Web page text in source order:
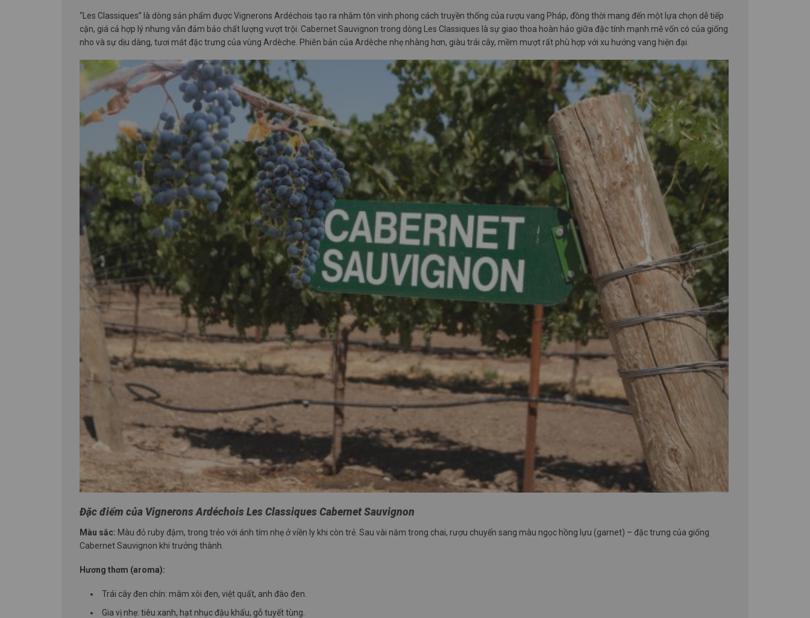
“Les Classiques” là dòng sản phẩm được Vignerons Ardéchois tạo ra nhằm tôn vinh phong cách truyền thống của rượu vang Pháp, đồng thời mang đến một lựa chọn dễ tiếp
cận, giá cả hợp lý nhưng vẫn đảm bảo chất lượng vượt trội. Cabernet Sauvignon trong dòng Les Classiques là sự giao thoa hoàn hảo giữa đặc tính mạnh mẽ vốn có của giống
nho và sự dịu dàng, tươi mát đặc trưng của vùng Ardèche. Phiên bản của Ardèche nhẹ nhàng hơn, giàu trái cây, mềm mượt rất phù hợp với xu hướng vang hiện đại.
Đặc điểm của Vignerons Ardéchois Les Classiques Cabernet Sauvignon
Màu sắc: Màu đỏ ruby đậm, trong trẻo với ánh tím nhẹ ở viền ly khi còn trẻ. Sau vài năm trong chai, rượu chuyển sang màu ngọc hồng lựu (garnet) – đặc trưng của giống
Cabernet Sauvignon khi trưởng thành.
Hương thơm (aroma):
Trái cây đen chín: mâm xôi đen, việt quất, anh đào đen.
Gia vị nhẹ: tiêu xanh, hạt nhục đậu khấu, gỗ tuyết tùng.